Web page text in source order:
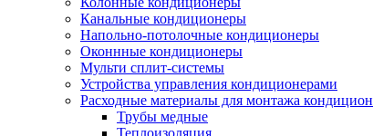
Канальные кондиционеры
Напольно-потолочные кондиционеры
Оконнные кондиционеры
Мульти сплит-системы
Устройства управления кондиционерами
Расходные материалы для монтажа
Трубы медные
Теплоизоляция